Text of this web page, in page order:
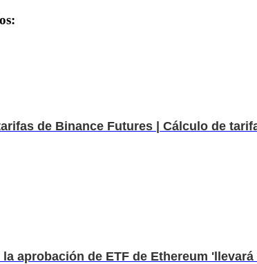
de Binance Futures | Cálculo de
aprobación de ETF de Ethereum